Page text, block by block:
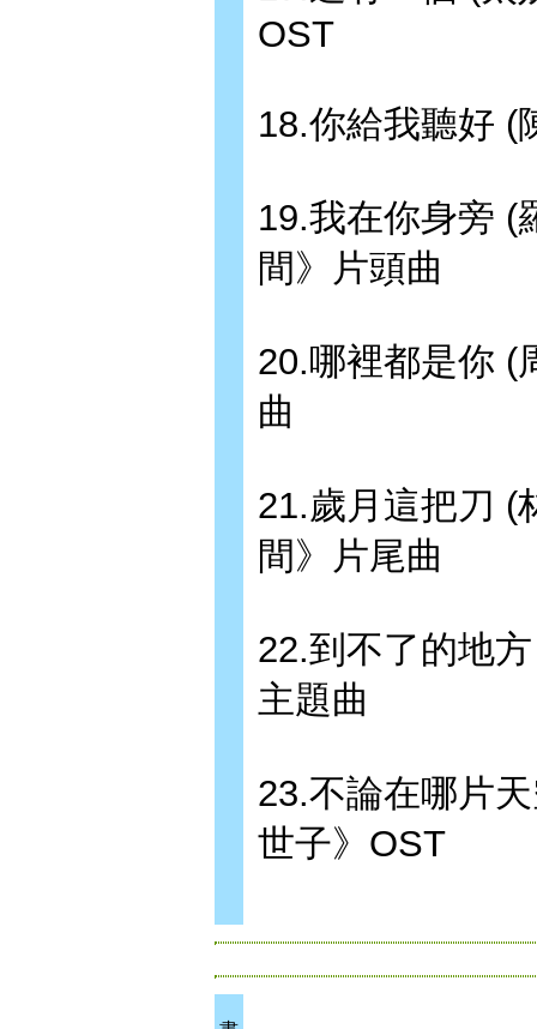
OST
18.你給我聽好 (
19.我在你身旁 (
間》片頭曲
20.哪裡都是你 (
曲
21.歲月這把刀 (
間》片尾曲
22.到不了的地
主題曲
23.不論在哪片
世子》OST